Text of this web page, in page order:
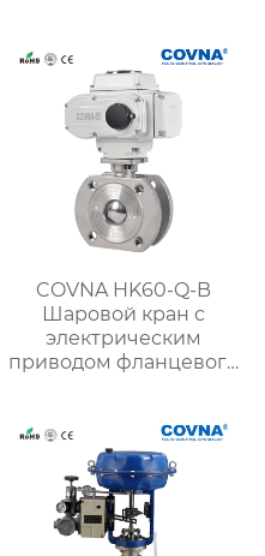
COVNA HK60-Q-B
Шаровой кран с
электрическим
приводом фланцевого